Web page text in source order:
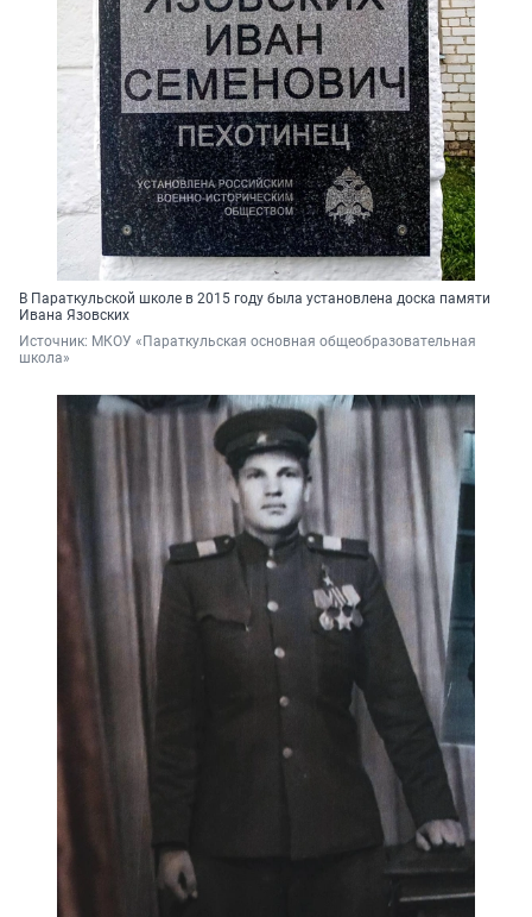
В Параткульской школе в 2015 году была установлена доска памяти
Ивана Язовских
Источник: МКОУ «Параткульская основная общеобразовательная
школа»